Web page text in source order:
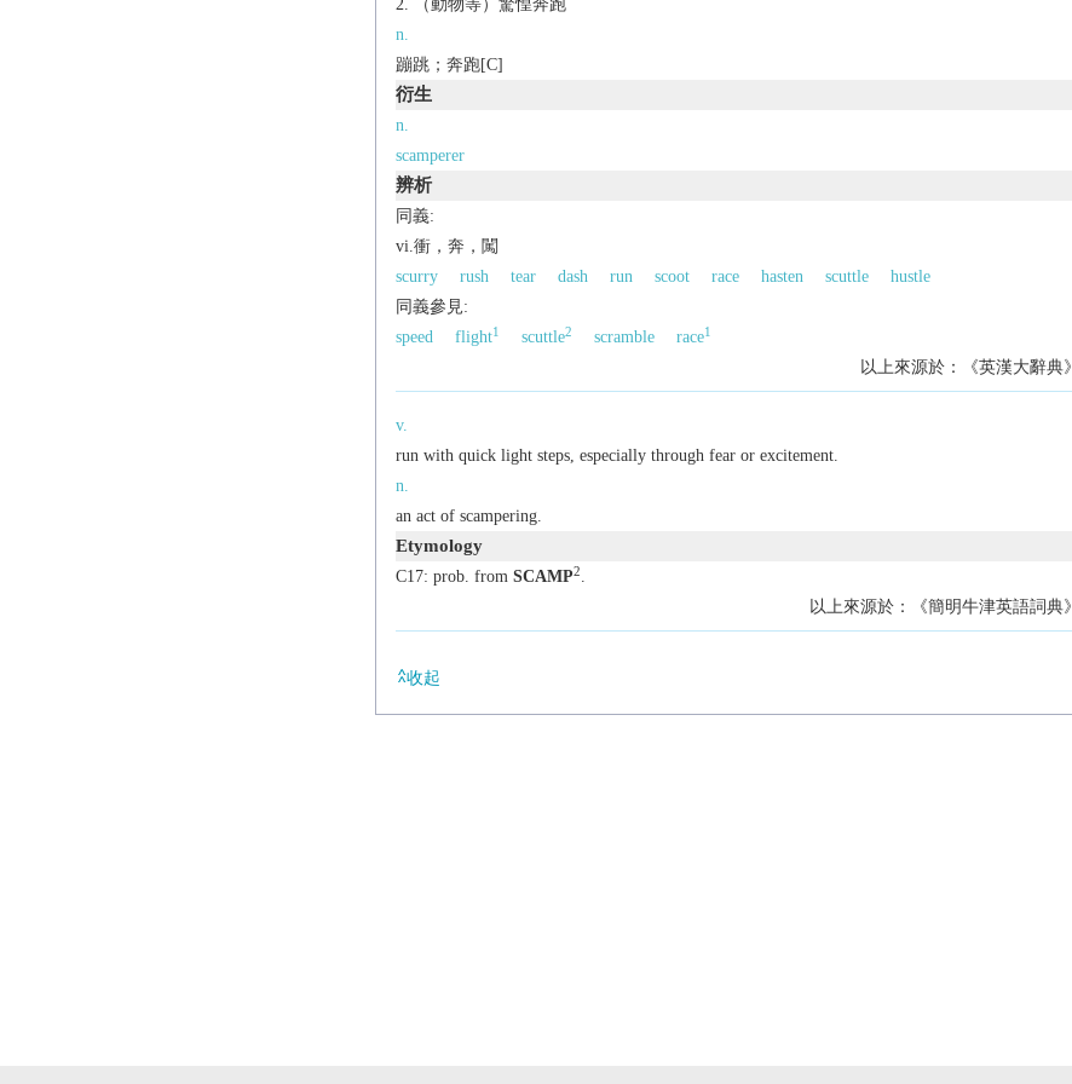
（動物等）驚惶奔跑
n.
蹦跳；奔跑[C]
衍生
n.
scamperer
辨析
同義:
vi.衝，奔，闖
scurry
rush tear dash run scoot race hasten scuttle
hustle
同義參見:
speed
flight1 scuttle2 scramble race1
以上來源於：《英漢大辭典》
v.
run with quick light steps, especially through fear or excitement.
n.
an act of scampering.
Etymology
C17: prob. from SCAMP2
以上來源於：《簡明牛津英語詞典》
收起